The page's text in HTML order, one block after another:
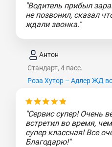
"Водитель прибыл
не позвонил, сказал
ждали звонка."
Антон
Стандарт, 4 пасс.
Роза Хутор – Адлер ЖД
"Сервис супер! Очень
встретил во время,
супер классная! Все
Благодарю!"